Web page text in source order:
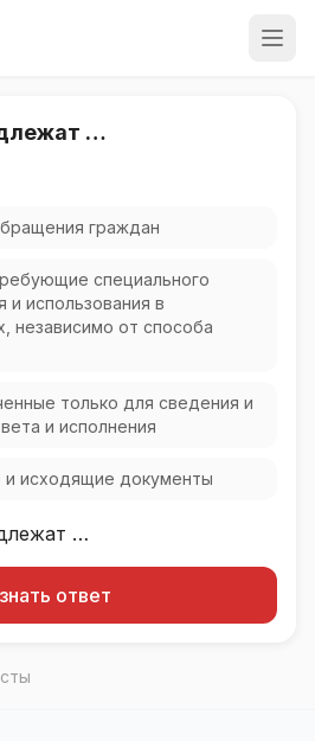
…
граждан
специального
и использования в
независимо от способа
только для сведения и
и исполнения
и исходящие документы
ответ